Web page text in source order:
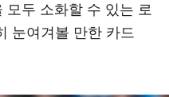
두 소화할 수 있는 로
눈여겨볼 만한 카드